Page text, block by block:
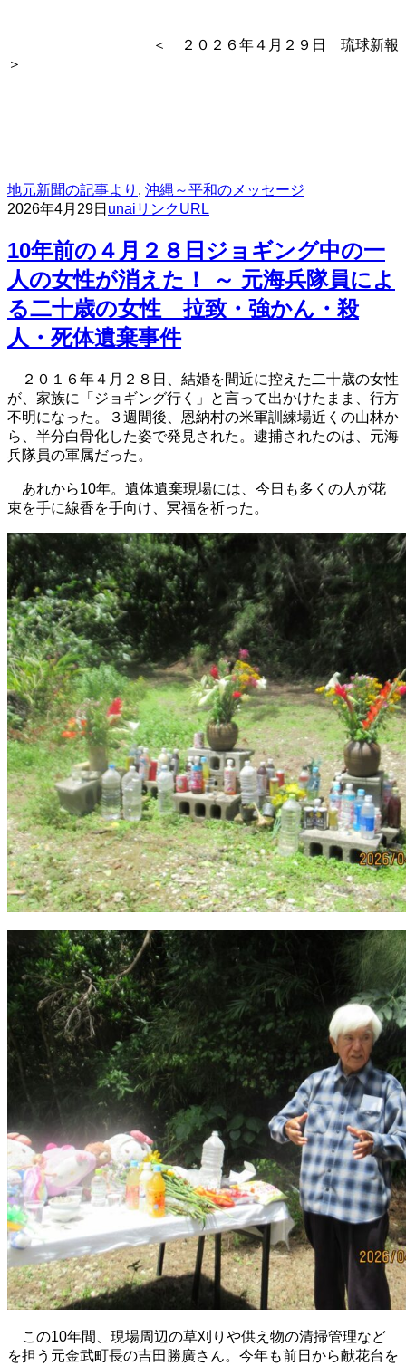
＜ ２０２６年４月２９日 琉球新報
＞
地元新聞の記事より , 沖縄～平和のメッセージ
2026年4月29日 unai リンクURL
10年前の４月２８日ジョギング中の一
人の女性が消えた！ ～ 元海兵隊員によ
る二十歳の女性 拉致・強かん・殺
人・死体遺棄事件
２０１６年４月２８日、結婚を間近に控えた二十歳の女性
が、家族に「ジョギング行く」と言って出かけたまま、行方
不明になった。３週間後、恩納村の米軍訓練場近くの山林か
ら、半分白骨化した姿で発見された。逮捕されたのは、元海
兵隊員の軍属だった。
あれから10年。遺体遺棄現場には、今日も多くの人が花
束を手に線香を手向け、冥福を祈った。
この10年間、現場周辺の草刈りや供え物の清掃管理など
を担う元金武町長の吉田勝廣さん。今年も前日から献花台を